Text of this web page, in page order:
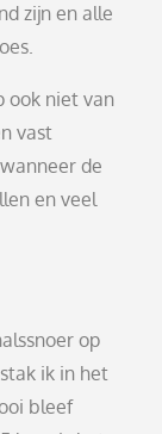
zijn en alle
ook niet van
vast
de
en veel
op
ik in het
bleef